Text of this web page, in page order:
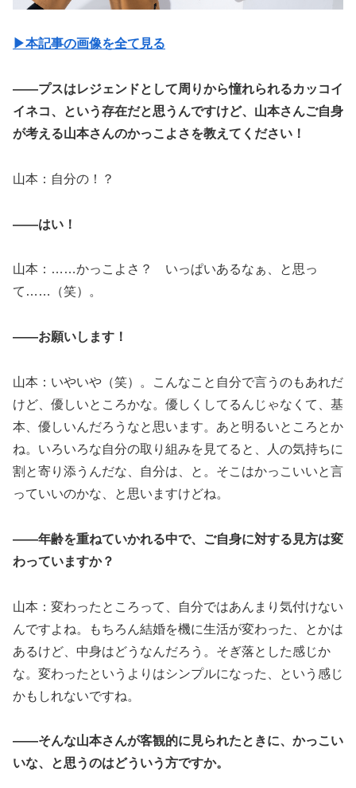
▶︎本記事の画像を全て見る
――プスはレジェンドとして周りから憧れられるカッコイ
イネコ、という存在だと思うんですけど、山本さんご自身
が考える山本さんのかっこよさを教えてください！
山本：自分の！？
――はい！
山本：……かっこよさ？ いっぱいあるなぁ、と思っ
て……（笑）。
――お願いします！
山本：いやいや（笑）。こんなこと自分で言うのもあれだ
けど、優しいところかな。優しくしてるんじゃなくて、基
本、優しいんだろうなと思います。あと明るいところとか
ね。いろいろな自分の取り組みを見てると、人の気持ちに
割と寄り添うんだな、自分は、と。そこはかっこいいと言
っていいのかな、と思いますけどね。
――年齢を重ねていかれる中で、ご自身に対する見方は変
わっていますか？
山本：変わったところって、自分ではあんまり気付けない
んですよね。もちろん結婚を機に生活が変わった、とかは
あるけど、中身はどうなんだろう。そぎ落とした感じか
な。変わったというよりはシンプルになった、という感じ
かもしれないですね。
――そんな山本さんが客観的に見られたときに、かっこい
いな、と思うのはどういう方ですか。